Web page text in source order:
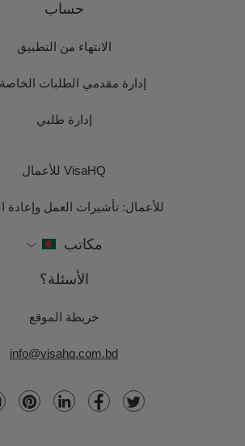
حساب
الانتهاء من التطبيق
إدارة مقدمي الطلبات
إدارة طلبي
VisaHQ للأعمال
للأعمال: تأشيرات العمل وإعادة
مكاتب
الأسئلة؟
خريطة الموقع
info@visahq.com.bd